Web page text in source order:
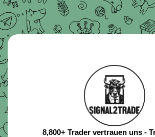
8,800+ Trader vertrauen uns -